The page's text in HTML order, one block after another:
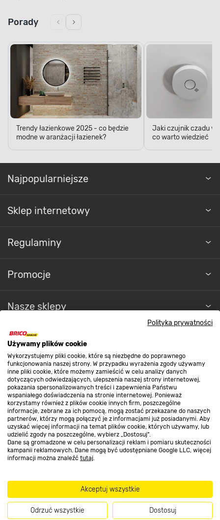
Polityka prywatności
Używamy plików cookie
Wykorzystujemy pliki cookie, które są niezbędne do poprawnego
funkcjonowania naszej strony. W przypadku wyrażenia zgody używamy
inne pliki cookie, które możemy zamieścić w celu analizy danych
dotyczących odwiedzających, ulepszenia naszej strony internetowej,
pokazania spersonalizowanych treści i zapewnienia Państwu
wspaniałego doświadczenia na stronie internetowej. Ponieważ
korzystamy również z plików cookie innych firm, poszczególne
informacje, zebrane za ich pomocą, mogą zostać przekazane do naszych
partnerów, którzy mogą połączyć je z informacjami już posiadanymi. Aby
uzyskać więcej informacji na temat plików cookie, których używamy, lub
udzielić zgody na poszczególne, wybierz „Dostosuj”.
Dane są gromadzone w celu personalizacji reklam i pomiaru skuteczności
kampanii reklamowych. Dane mogą być udostępniane Google LLC, więcej
informacji można znaleźć tutaj.
Akceptuj wszystkie
Odrzuć wszystkie Dostosuj
Porady
Trendy łazienkowe 2025 - co będzie
modne w aranżacji łazienek?
Jaki czujnik czadu
co warto wiedzieć
Najpopularniejsze
Sklep internetowy
Regulaminy
Promocje
Nasze sklepy
O nas
Kontakt do sklepu
Strefa biznesu
Dołącz do nas